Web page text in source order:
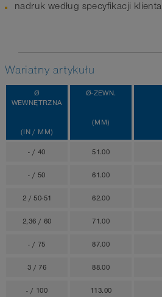
nadruk według specyfikacji klienta
Wariatny artykułu
Ø
WEWNĘTRZNA
(IN / MM)
Ø-ZEWN.
(MM)
- / 40 51.00
- / 50 61.00
2 / 50-51 62.00
2,36 / 60 71.00
- / 75 87.00
3 / 76 88.00
- / 100 113.00